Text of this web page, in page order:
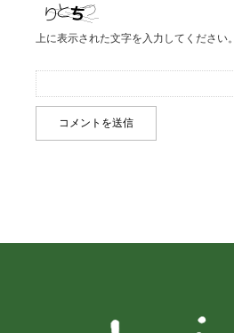
上に表示された文字を入力してください。